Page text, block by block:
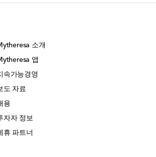
소개
앱
속가능경영
도 자료
용
자자 정보
휴 파트너